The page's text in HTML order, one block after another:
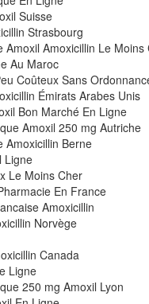
Suisse
Strasbourg
Amoxicillin Le Moins
Au Maroc
Coûteux Sans
Émirats Arabes Unis
Bon Marché En Ligne
Amoxil 250 mg Autriche
Amoxicillin Berne
Ligne
Le Moins Cher
En France
Amoxicillin
Norvège
Canada
Ligne
250 mg Amoxil Lyon